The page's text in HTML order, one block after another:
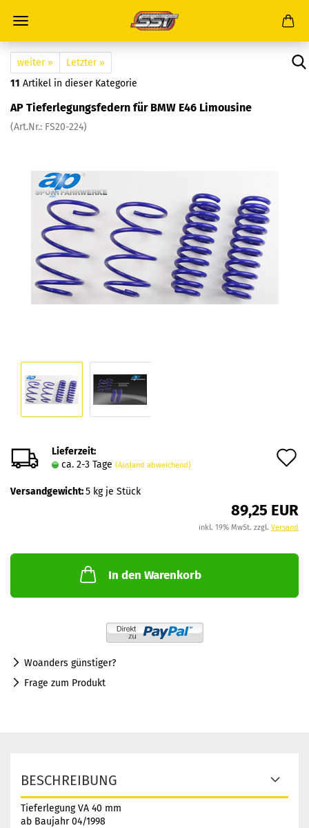
weiter »
Letzter »
11 Artikel in dieser Kategorie
AP Tieferlegungsfedern für BMW E46 Limousine
(Art.Nr.: FS20-224)
Lieferzeit:
ca. 2-3 Tage (Ausland abweichend)
Versandgewicht:5 kg je Stück
89,25 EUR
inkl. 19% MwSt. zzgl. Versand
In den Warenkorb
Woanders günstiger?
Frage zum Produkt
BESCHREIBUNG
Tieferlegung VA 40 mm
ab Baujahr 04/1998